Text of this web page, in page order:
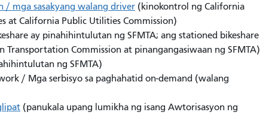
/ mga sasakyang walang driver (kinokontrol ng California
at California Public Utilities Commission)
ay pinahihintulutan ng SFMTA; ang stationed bikeshare
Commission at pinangangasiwaan ng SFMTA)
ng SFMTA)
/ Mga serbisyo sa paghahatid on-demand (walang
(panukala upang lumikha ng isang Awtorisasyon ng